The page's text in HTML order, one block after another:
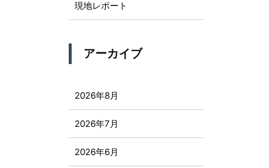
現地レポート
アーカイブ
2026年8月
2026年7月
2026年6月